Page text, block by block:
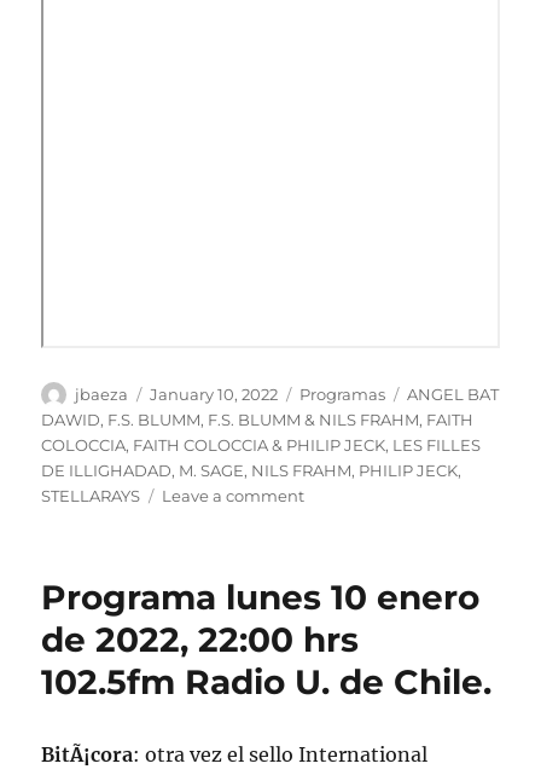
Author
jbaeza
Posted
on
January 10, 2022 Categories
Programas Tags
ANGEL BAT
DAWID, F.S. BLUMM, F.S. BLUMM & NILS FRAHM, FAITH
COLOCCIA, FAITH COLOCCIA & PHILIP JECK, LES FILLES
DE ILLIGHADAD, M. SAGE, NILS FRAHM, PHILIP JECK,
STELLARAYS
Leave a commenton
10
de
enero
de
2022
Programa lunes 10 enero
de 2022, 22:00 hrs
102.5fm Radio U. de Chile.
BitÃ¡cora: otra vez el sello International